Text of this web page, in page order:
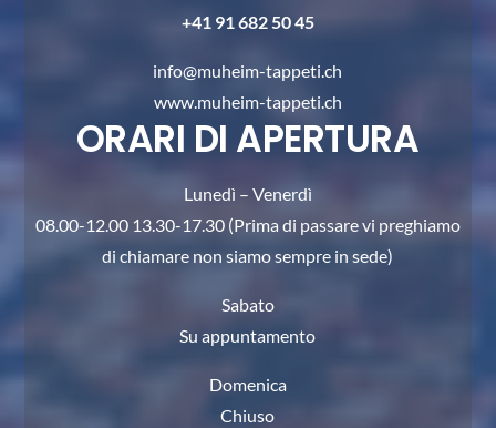
+41 91 682 50 45
info@muheim-tappeti.ch
www.muheim-tappeti.ch
ORARI DI APERTURA
Lunedì – Venerdì
08.00-12.00 13.30-17.30 (Prima di passare vi preghiamo
di chiamare non siamo sempre in sede)
Sabato
Su appuntamento
Domenica
Chiuso